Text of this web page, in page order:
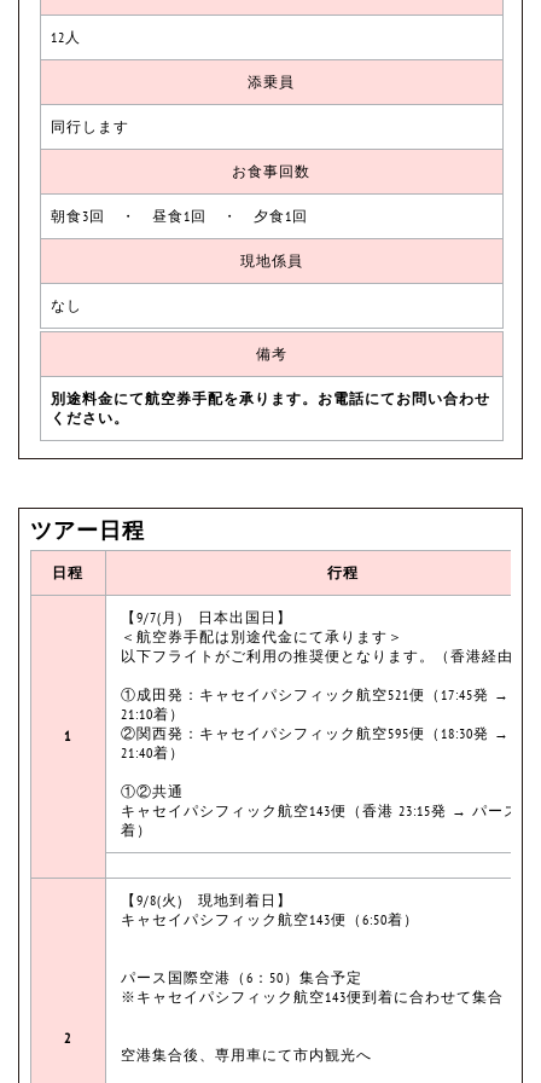
12人
添乗員
同行します
お食事回数
朝食3回 ・ 昼食1回 ・ 夕食1回
現地係員
なし
備考
別途料金にて航空券手配を承ります。お電話にてお問い合わせ
ください。
ツアー日程
日程 行程
1
【9/7(月) 日本出国日】
＜航空券手配は別途代金にて承ります＞
以下フライトがご利用の推奨便となります。（香港経由）
①成田発：キャセイパシフィック航空521便（17:45発 → 香
21:10着）
②関西発：キャセイパシフィック航空595便（18:30発 → 香
21:40着）
①②共通
キャセイパシフィック航空143便（香港 23:15発 → パース 翌
着）
2
【9/8(火) 現地到着日】
キャセイパシフィック航空143便（6:50着）
パース国際空港（6：50）集合予定
※キャセイパシフィック航空143便到着に合わせて集合
空港集合後、専用車にて市内観光へ